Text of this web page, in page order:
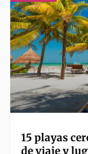
15 playas
de viaje y